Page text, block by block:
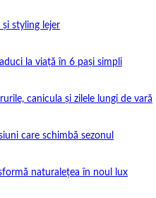
styling lejer
la viață în 6 pași simpli
canicula și zilele lungi de vară
care schimbă sezonul
naturalețea în noul lux